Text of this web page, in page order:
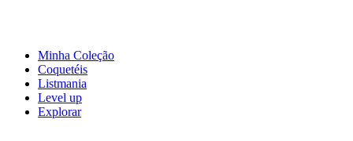
Minha Coleção
Coquetéis
Listmania
Level up
Explorar